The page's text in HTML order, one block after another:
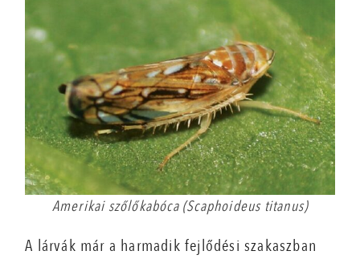
Amerikai szőlőkabóca (Scaphoideus titanus)
A lárvák már a harmadik fejlődési szakaszban